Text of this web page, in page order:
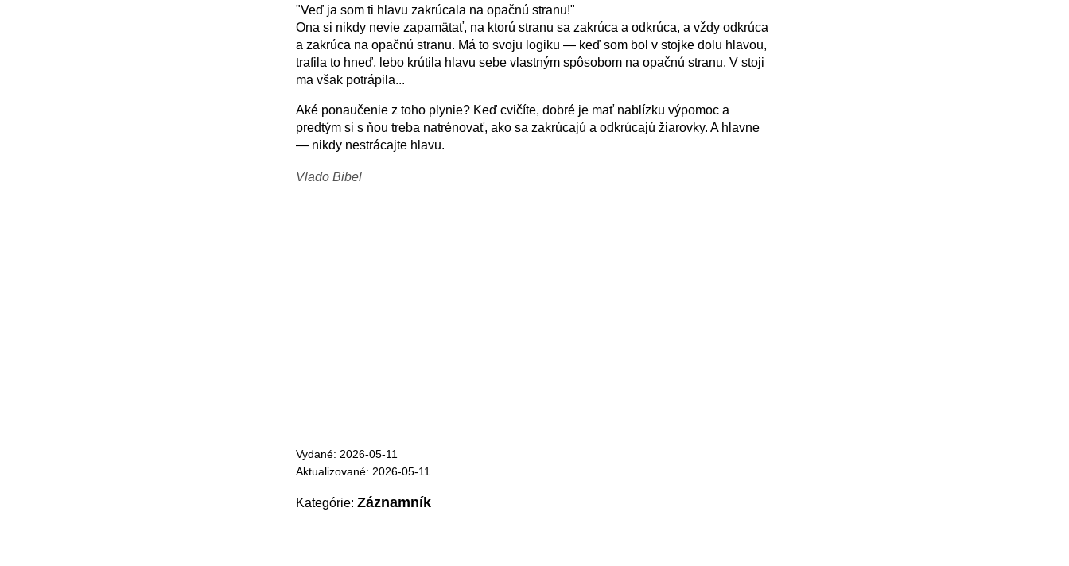
"Veď ja som ti hlavu zakrúcala na opačnú stranu!"
Ona si nikdy nevie zapamätať, na ktorú stranu sa zakrúca a odkrúca, a vždy odkrúca
a zakrúca na opačnú stranu. Má to svoju logiku — keď som bol v stojke dolu hlavou,
trafila to hneď, lebo krútila hlavu sebe vlastným spôsobom na opačnú stranu. V stoji
ma však potrápila...
Aké ponaučenie z toho plynie? Keď cvičíte, dobré je mať nablízku výpomoc a
predtým si s ňou treba natrénovať, ako sa zakrúcajú a odkrúcajú žiarovky. A hlavne
— nikdy nestrácajte hlavu.
Vlado Bibel
Vydané: 2026-05-11
Aktualizované: 2026-05-11
Kategórie: Záznamník